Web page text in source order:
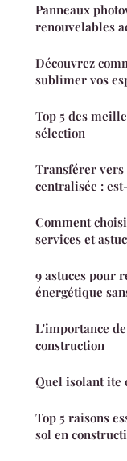
Panneaux
renouvelables
Découvrez
sublimer vos
Top 5 des
sélection
Transférer vers
centralisée :
Comment
services et
9 astuces pour
énergétique
L'importance
construction
Quel isolant ite
Top 5 raisons
sol en